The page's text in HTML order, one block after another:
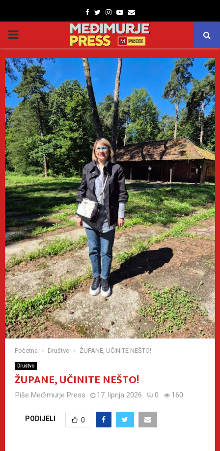
Facebook
TwitterInstagram
Youtube
Email
PRIMARY
MENU
Početna Društvo ŽUPANE, UČINITE NEŠTO!
Društvo
ŽUPANE, UČINITE NEŠTO!
Piše Međimurje Press 17. lipnja 2026 0 160
PODIJELI 0